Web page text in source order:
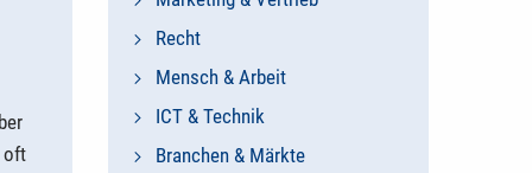
oft
Recht
Mensch & Arbeit
ICT & Technik
Branchen & Märkte